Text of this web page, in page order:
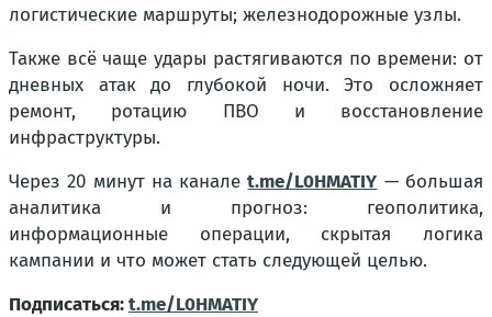
логистические маршруты; железнодорожные узлы.
Также всё чаще удары растягиваются по времени: от
дневных атак до глубокой ночи. Это осложняет
ремонт, ротацию ПВО и восстановление
инфраструктуры.
Через 20 минут на каналеt.me/L0HMATIY — большая
аналитика и прогноз: геополитика,
информационные операции, скрытая логика
кампании и что может стать следующей целью.
Подписаться:t.me/L0HMATIY